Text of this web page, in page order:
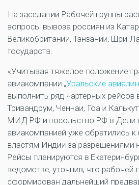
На заседании Рабочей группы
вопросы вывоза россиян из
Великобритании, Танзании, Шри-
государств.
«Учитывая тяжелое положение
авиакомпании „Уральские
выполнить ряд чартерных рейсов
Тривандрум, Ченнаи, Гоа и
МИД РФ и посольство РФ в Дели
авиакомпанией уже обратились
властям Индии за разрешениями
Рейсы планируются в
ведомстве, уточнив, что рабочей
сформирован дальнейший